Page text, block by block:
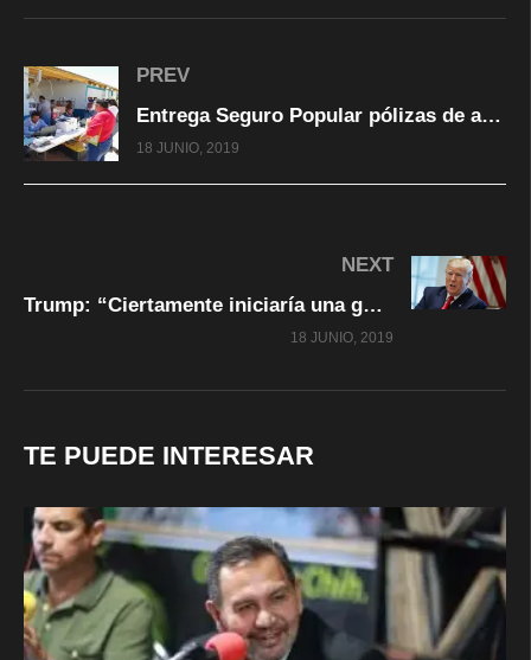
PREV
Entrega Seguro Popular pólizas de afiliación en comunidades indígenas del municipio de Madera
18 JUNIO, 2019
NEXT
Trump: “Ciertamente iniciaría una guerra contra Irán por las armas nucleares”
18 JUNIO, 2019
TE PUEDE INTERESAR